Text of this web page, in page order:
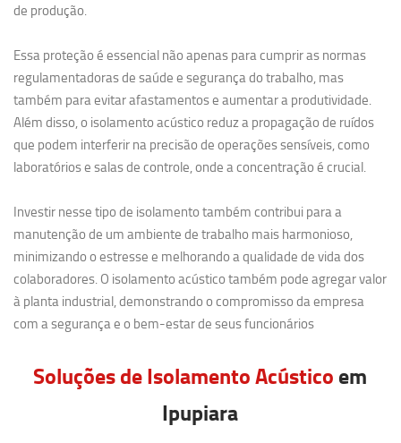
de produção.
Essa proteção é essencial não apenas para cumprir as normas
regulamentadoras de saúde e segurança do trabalho, mas
também para evitar afastamentos e aumentar a produtividade.
Além disso, o isolamento acústico reduz a propagação de ruídos
que podem interferir na precisão de operações sensíveis, como
laboratórios e salas de controle, onde a concentração é crucial.
Investir nesse tipo de isolamento também contribui para a
manutenção de um ambiente de trabalho mais harmonioso,
minimizando o estresse e melhorando a qualidade de vida dos
colaboradores. O isolamento acústico também pode agregar valor
à planta industrial, demonstrando o compromisso da empresa
com a segurança e o bem-estar de seus funcionários
Soluções de Isolamento Acústico em
Ipupiara